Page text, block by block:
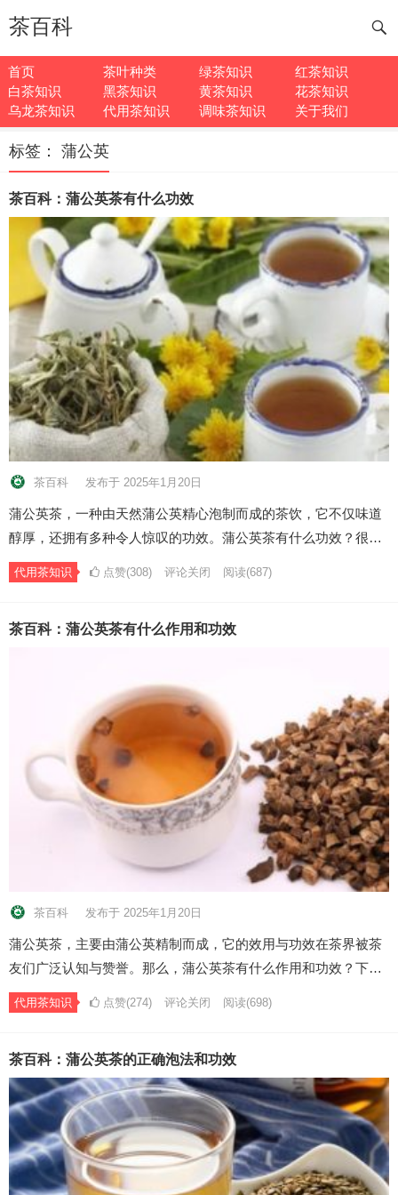
茶百科
首页 茶叶种类 绿茶知识
红茶知识
白茶知识
黑茶知识 黄茶知识
花茶知识
乌龙茶知识
代用茶知识 调味茶知识 关于我们
标签： 蒲公英
茶百科：蒲公英茶有什么功效
茶百科 发布于 2025年1月20日
蒲公英茶，一种由天然蒲公英精心泡制而成的茶饮，它不仅味道
醇厚，还拥有多种令人惊叹的功效。蒲公英茶有什么功效？很…
代用茶知识 点赞(308) 评论关闭 阅读(687)
茶百科：蒲公英茶有什么作用和功效
茶百科 发布于 2025年1月20日
蒲公英茶，主要由蒲公英精制而成，它的效用与功效在茶界被茶
友们广泛认知与赞誉。那么，蒲公英茶有什么作用和功效？下…
代用茶知识 点赞(274) 评论关闭 阅读(698)
茶百科：蒲公英茶的正确泡法和功效